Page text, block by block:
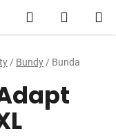
Hľadať
KOŠÍK
/ Bundy / Bunda